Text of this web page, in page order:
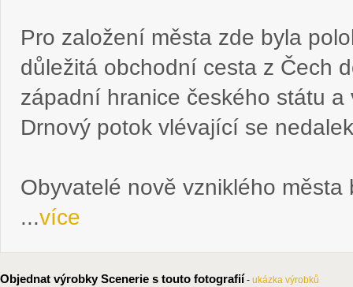
Pro založení města zde byla
důležitá obchodní cesta z Čech
západní hranice českého státu
Drnový potok vlévající se
Obyvatelé nově vzniklého
...více
Objednat výrobky Scenerie s touto fotografií - ukázka výrobků